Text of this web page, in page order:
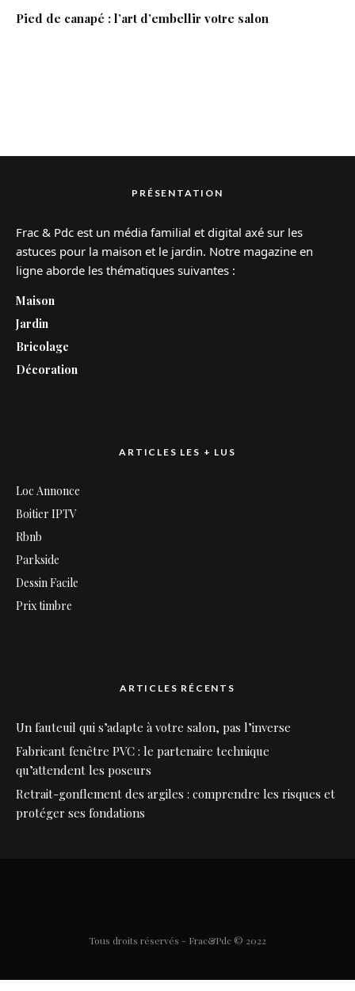
Pied de canapé : l’art d’embellir votre salon
PRÉSENTATION
Frac & Pdc est un média familial et digital axé sur les
astuces pour la maison et le jardin. Notre magazine en
ligne aborde les thématiques suivantes :
Maison
Jardin
Bricolage
Décoration
ARTICLES LES + LUS
Loc Annonce
Boitier IPTV
Rbnb
Parkside
Dessin Facile
Prix timbre
ARTICLES RÉCENTS
Un fauteuil qui s’adapte à votre salon, pas l’inverse
Fabricant fenêtre PVC : le partenaire technique
qu’attendent les poseurs
Retrait-gonflement des argiles : comprendre les risques et
protéger ses fondations
Tous droits réservés - Frac&Pdc © 2022